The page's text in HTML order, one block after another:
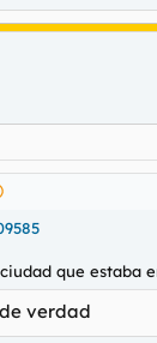
que estaba
verdad